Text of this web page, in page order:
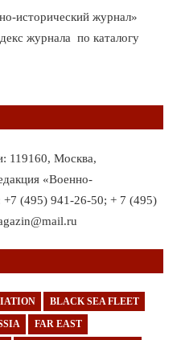
исторический журнал»
журнала по каталогу
119160, Москва,
«Военно-
+7 (495) 941-26-50; + 7 (495)
BLACK SEA FLEET
FAR EAST